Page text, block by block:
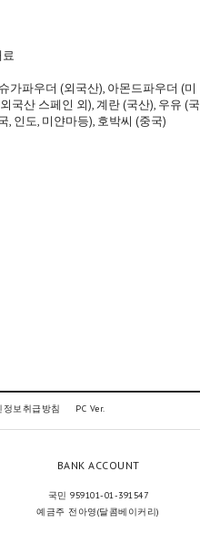
가파우더 (외국산), 아몬드파우더 (미
국산 스페인 외), 계란 (국산), 우유 (국
, 인도, 미얀마등), 호박씨 (중국)
정보취급방침 PC Ver.
BANK ACCOUNT
국민 959101-01-391547
예금주 전아영(달콤베이커리)